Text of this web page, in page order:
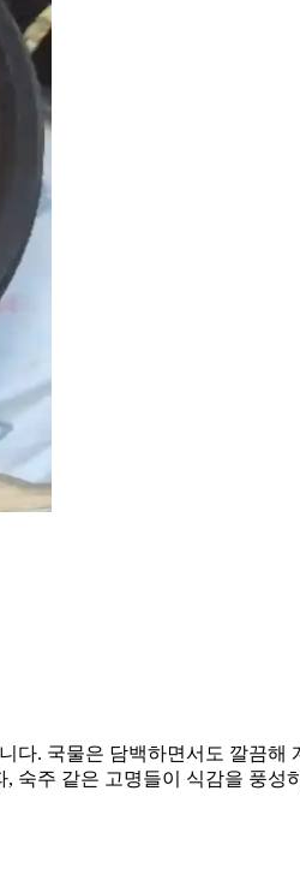
. 국물은 담백하면서도 깔끔
주 같은 고명들이 식감을 풍